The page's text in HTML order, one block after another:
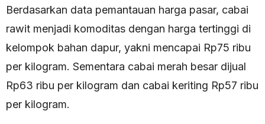
Berdasarkan data pemantauan harga pasar, cabai
rawit menjadi komoditas dengan harga tertinggi di
kelompok bahan dapur, yakni mencapai Rp75 ribu
per kilogram. Sementara cabai merah besar dijual
Rp63 ribu per kilogram dan cabai keriting Rp57 ribu
per kilogram.